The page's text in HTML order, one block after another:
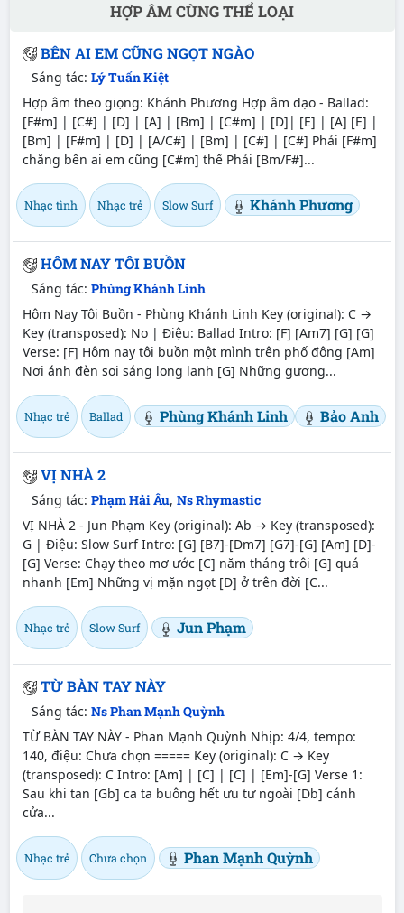
HỢP ÂM CÙNG THỂ LOẠI
BÊN AI EM CŨNG NGỌT NGÀO
Sáng tác: Lý Tuấn Kiệt
Hợp âm theo giọng: Khánh Phương Hợp âm dạo - Ballad:
[F#m] | [C#] | [D] | [A] | [Bm] | [C#m] | [D]| [E] | [A] [E] |
[Bm] | [F#m] | [D] | [A/C#] | [Bm] | [C#] | [C#] Phải [F#m]
chăng bên ai em cũng [C#m] thế Phải [Bm/F#]...
Nhạc tình Nhạc trẻ Slow Surf Khánh Phương
HÔM NAY TÔI BUỒN
Sáng tác: Phùng Khánh Linh
Hôm Nay Tôi Buồn - Phùng Khánh Linh Key (original): C →
Key (transposed): No | Điệu: Ballad Intro: [F] [Am7] [G] [G]
Verse: [F] Hôm nay tôi buồn một mình trên phố đông [Am]
Nơi ánh đèn soi sáng long lanh [G] Những gương...
Nhạc trẻ Ballad Phùng Khánh Linh Bảo Anh
VỊ NHÀ 2
Sáng tác: Phạm Hải Âu, Ns Rhymastic
VỊ NHÀ 2 - Jun Phạm Key (original): Ab → Key (transposed):
G | Điệu: Slow Surf Intro: [G] [B7]-[Dm7] [G7]-[G] [Am] [D]-
[G] Verse: Chạy theo mơ ước [C] năm tháng trôi [G] quá
nhanh [Em] Những vị mặn ngọt [D] ở trên đời [C...
Nhạc trẻ Slow Surf Jun Phạm
TỪ BÀN TAY NÀY
Sáng tác: Ns Phan Mạnh Quỳnh
TỪ BÀN TAY NÀY - Phan Mạnh Quỳnh Nhịp: 4/4, tempo:
140, điệu: Chưa chọn ===== Key (original): C → Key
(transposed): C Intro: [Am] | [C] | [C] | [Em]-[G] Verse 1:
Sau khi tan [Gb] ca ta buông hết ưu tư ngoài [Db] cánh
cửa...
Nhạc trẻ Chưa chọn Phan Mạnh Quỳnh